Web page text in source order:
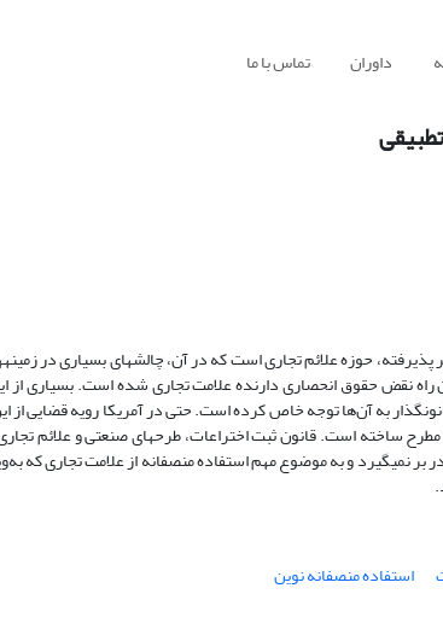
داوران تماس با ما
حوزه علائم تجاری است که در آن، چالش­های بسیاری در
راه نقض حقوق انحصاری دارنده علامت تجاری شده است. بسیاری از
به آن‌‌ها توجه خاص کرده است. حتی در آمریکا رویه قضایی از
ساخته است. قانون ثبت اختراعات، طرح­های صنعتی و علائم
نمی­گیرد و به موضوع مهم استفاده منصفانه از علامت تجاری که
استفاده منصفانه نوین